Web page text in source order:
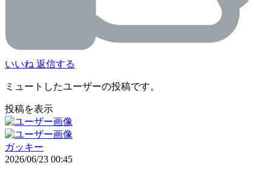
いいね 返信する
ミュートしたユーザーの投稿です。
投稿を表示
ガッキー
2026/06/23 00:45